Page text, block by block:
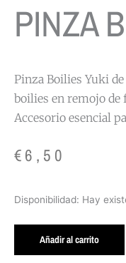
PINZA
Pinza Boilies Yuki
boilies en remojo
Accesorio esencial
€6,50
Disponibilidad: Hay
PINZA
cantidad
Añadir al carrito